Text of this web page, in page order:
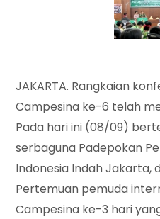
JAKARTA. Rangkaian
Campesina ke-6 telah
Pada hari ini (08/09)
serbaguna Padepokan
Indonesia Indah Jakarta,
Pertemuan pemuda
Campesina ke-3 hari